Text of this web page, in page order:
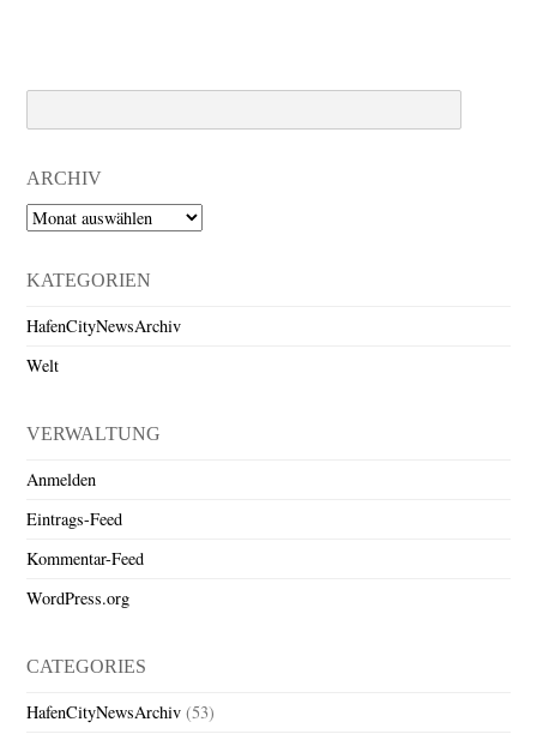
ARCHIV
Archiv
KATEGORIEN
HafenCityNewsArchiv
Welt
VERWALTUNG
Anmelden
Eintrags-Feed
Kommentar-Feed
WordPress.org
CATEGORIES
HafenCityNewsArchiv (53)